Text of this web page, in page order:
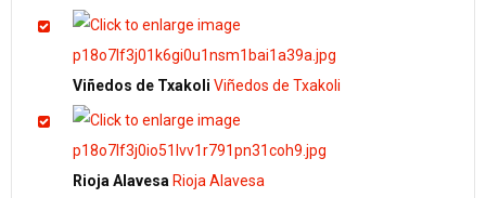
Viñedos de Txakoli Viñedos de Txakoli
Rioja Alavesa Rioja Alavesa